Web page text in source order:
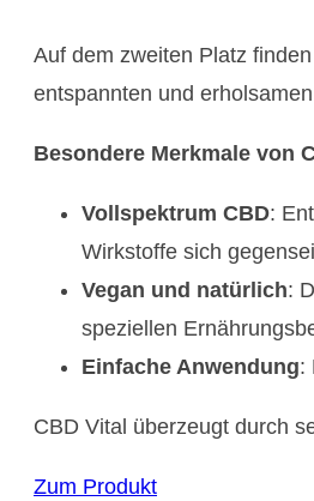
Auf dem zweiten Platz
entspannten und
Besondere Merkmale von
Vollspektrum CBD:
Wirkstoffe sich
Vegan und natürlich:
speziellen
Einfache Anwendung:
CBD Vital überzeugt durch
Zum Produkt